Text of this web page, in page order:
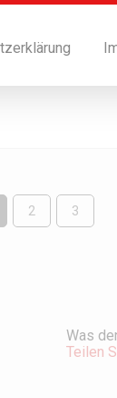
oder
2 3
Was
Teilen